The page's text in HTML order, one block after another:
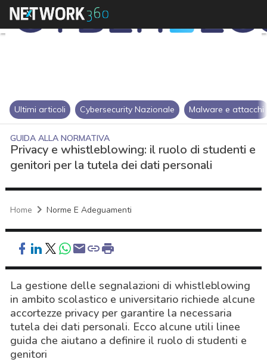
Ultimi articoli Cybersecurity Nazionale Malware e attacchi
GUIDA ALLA NORMATIVA
Privacy e whistleblowing: il ruolo di studenti e
genitori per la tutela dei dati personali
Home Norme E Adeguamenti
La gestione delle segnalazioni di whistleblowing
in ambito scolastico e universitario richiede alcune
accortezze privacy per garantire la necessaria
tutela dei dati personali. Ecco alcune utili linee
guida che aiutano a definire il ruolo di studenti e
genitori